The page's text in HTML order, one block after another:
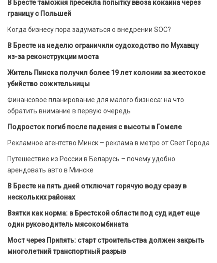
В Бресте таможня пресекла попытку ввоза кокаина через
границу с Польшей
Когда бизнесу пора задуматься о внедрении SOC?
В Бресте на неделю ограничили судоходство по Мухавцу
из-за реконструкции моста
Житель Пинска получил более 19 лет колонии за жестокое
убийство сожительницы
Финансовое планирование для малого бизнеса: на что
обратить внимание в первую очередь
Подросток погиб после падения с высоты в Гомеле
Рекламное агентство Минск – реклама в метро от Свет Города
Путешествие из России в Беларусь – почему удобно
арендовать авто в Минске
В Бресте на пять дней отключат горячую воду сразу в
нескольких районах
Взятки как норма: в Брестской области под суд идет еще
один руководитель мясокомбината
Мост через Припять: старт строительства должен закрыть
многолетний транспортный разрыв